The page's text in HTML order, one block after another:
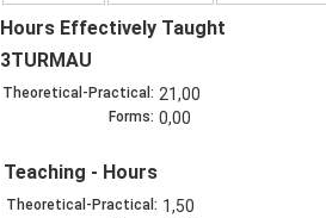
Hours Effectively Taught
3TURMAU
Theoretical-Practical: 21,00
Forms: 0,00
Teaching - Hours
Theoretical-Practical: 1,50